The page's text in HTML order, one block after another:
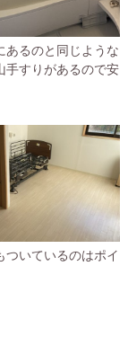
あるのと同じような
手すりがあるので安
ついているのはポイ